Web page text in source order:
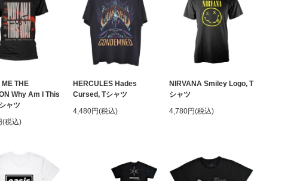
ME THE
Why Am I This
ャツ
(税込)
HERCULES Hades
Cursed, Tシャツ
4,480円(税込)
NIRVANA Smiley Logo, T
シャツ
4,780円(税込)